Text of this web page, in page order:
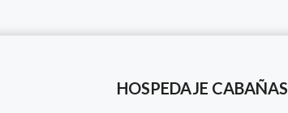
HOSPEDAJE CABAÑAS